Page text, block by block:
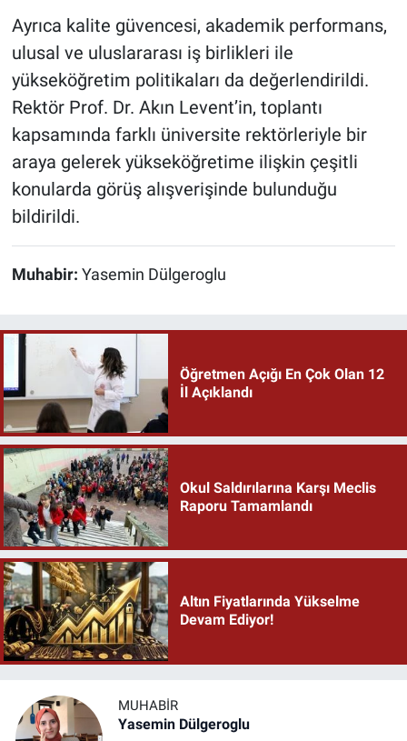
Ayrıca kalite güvencesi, akademik performans,
ulusal ve uluslararası iş birlikleri ile
yükseköğretim politikaları da değerlendirildi.
Rektör Prof. Dr. Akın Levent’in, toplantı
kapsamında farklı üniversite rektörleriyle bir
araya gelerek yükseköğretime ilişkin çeşitli
konularda görüş alışverişinde bulunduğu
bildirildi.
Muhabir: Yasemin Dülgeroglu
Öğretmen Açığı En Çok Olan 12
İl Açıklandı
Okul Saldırılarına Karşı Meclis
Raporu Tamamlandı
Altın Fiyatlarında Yükselme
Devam Ediyor!
MUHABIR
Yasemin Dülgeroglu